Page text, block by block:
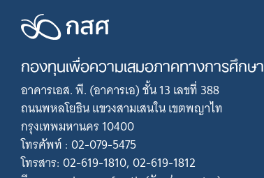
กองทุนเพื่อความเสมอภาคทางการศึกษา
อาคารเอส. พี. (อาคารเอ) ชั้น 13 เลขที่ 388
ถนนพหลโยธิน แขวงสามเสนใน เขตพญาไท
กรุงเทพมหานคร 10400
โทรศัพท์ : 02-079-5475
โทรสาร: 02-619-1810, 02-619-1812